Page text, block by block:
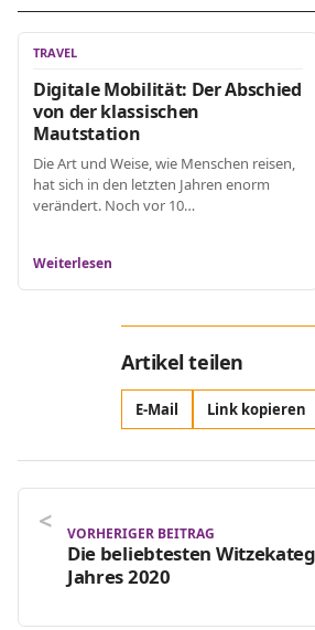
TRAVEL
Digitale Mobilität: Der Abschied
von der klassischen
Mautstation
Die Art und Weise, wie Menschen reisen,
hat sich in den letzten Jahren enorm
verändert. Noch vor 10…
Weiterlesen
Artikel teilen
E-Mail Link kopieren
VORHERIGER BEITRAG
Die beliebtesten
Jahres 2020